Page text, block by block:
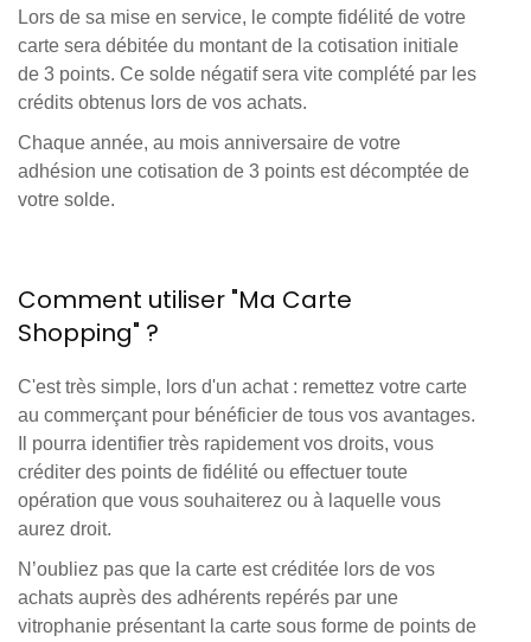
Lors de sa mise en service, le compte fidélité de votre
carte sera débitée du montant de la cotisation initiale
de 3 points. Ce solde négatif sera vite complété par les
crédits obtenus lors de vos achats.
Chaque année, au mois anniversaire de votre
adhésion une cotisation de 3 points est décomptée de
votre solde.
Comment utiliser "Ma Carte
Shopping" ?
C'est très simple, lors d'un achat : remettez votre carte
au commerçant pour bénéficier de tous vos avantages.
Il pourra identifier très rapidement vos droits, vous
créditer des points de fidélité ou effectuer toute
opération que vous souhaiterez ou à laquelle vous
aurez droit.
N’oubliez pas que la carte est créditée lors de vos
achats auprès des adhérents repérés par une
vitrophanie présentant la carte sous forme de points de